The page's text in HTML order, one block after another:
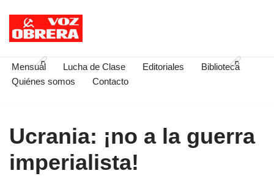
Saltar
contenido
Mensual Lucha de Clase Editoriales
Biblioteca
Quiénes somos
Contacto
Ucrania: ¡no a la guerra
imperialista!